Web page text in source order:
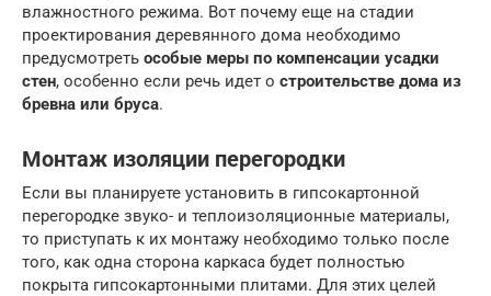
влажностного режима. Вот почему еще на стадии
проектирования деревянного дома необходимо
предусмотреть особые меры по компенсации усадки
стен, особенно если речь идет о строительстве дома из
бревна или бруса.
Монтаж изоляции перегородки
Если вы планируете установить в гипсокартонной
перегородке звуко- и теплоизоляционные материалы,
то приступать к их монтажу необходимо только после
того, как одна сторона каркаса будет полностью
покрыта гипсокартонными плитами. Для этих целей